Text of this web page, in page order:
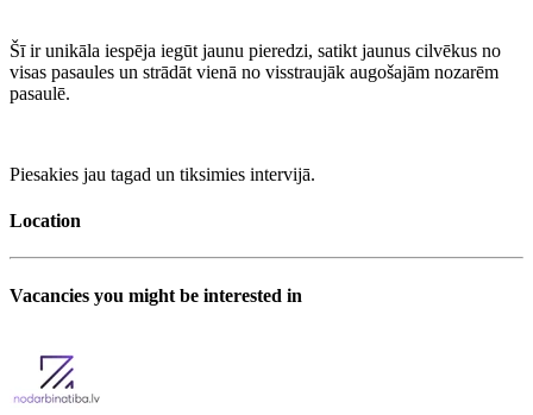
Šī ir unikāla iespēja iegūt jaunu pieredzi, satikt jaunus cilvēkus no
visas pasaules un strādāt vienā no visstraujāk augošajām nozarēm
pasaulē.
Piesakies jau tagad un tiksimies intervijā.
Location
Vacancies you might be interested in